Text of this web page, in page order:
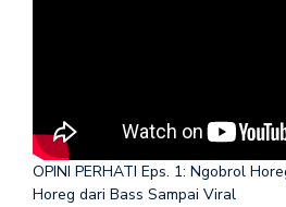
OPINI PERHATI Eps. 1: Ngobrol
Horeg dari Bass Sampai Viral